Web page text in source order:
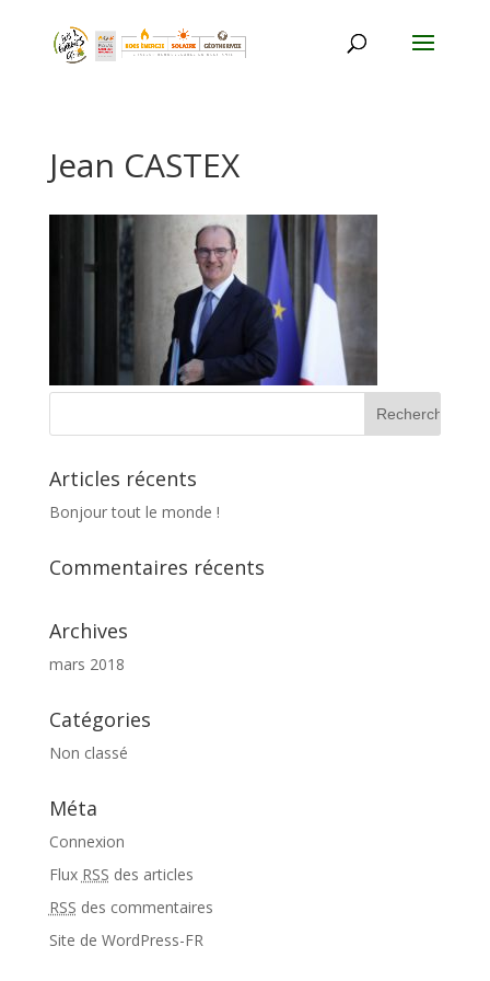
Jean CASTEX
Articles récents
Bonjour tout le monde !
Commentaires récents
Archives
mars 2018
Catégories
Non classé
Méta
Connexion
Flux RSS des articles
RSS des commentaires
Site de WordPress-FR